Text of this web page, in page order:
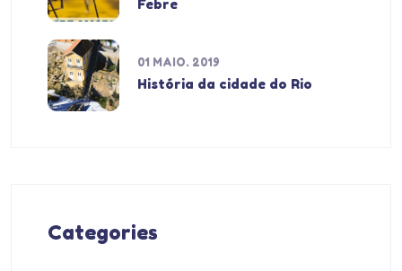
Febre
01 MAIO. 2019
História da cidade do Rio
Categories